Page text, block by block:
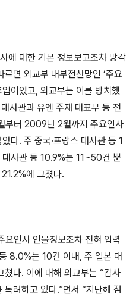
에 대한 기본 정보보고조차 망각
면 외교부 내부전산망인 ‘주요
이었고, 외교부는 이를 방치했
사관과 유엔 주재 대표부 등 전
부터 2009년 2월까지 주요인사
다. 주 중국·프랑스 대사관 등 1
사관 등 10.9%는 11~50건 뿐
에 그쳤다.
인사 인물정보조차 전혀 입력
8.0%는 10건 이내, 주 일본 대
다. 이에 대해 외교부는 “감사
려하고 있다.”면서 “지난해 점